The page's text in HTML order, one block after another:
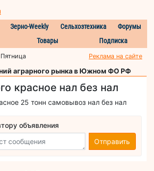
Зерно-Weekly Сельхозтехника
Форумы
Товары Подписка
Реклама на сайте
аграрного рынка в Южном ФО РФ
красное нал без нал
25 тонн самовывоз нал без нал
объявления
Отправить